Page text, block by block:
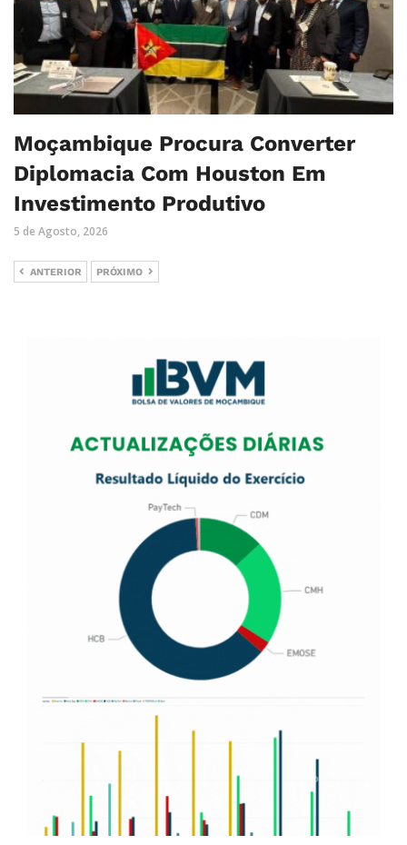
Moçambique Procura Converter
Diplomacia Com Houston Em
Investimento Produtivo
5 de Agosto, 2026
ANTERIOR PRÓXIMO